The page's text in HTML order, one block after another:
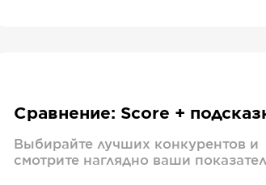
Сравнение: Score +
Выбирайте лучших конкурентов и
смотрите наглядно ваши